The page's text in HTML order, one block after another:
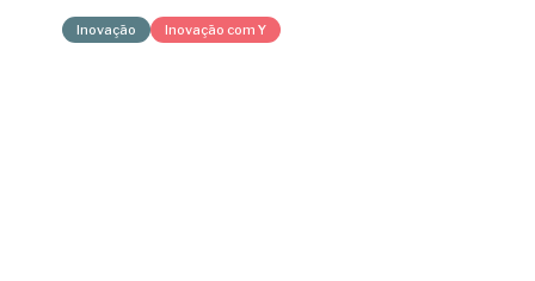
Inovação Inovação com Y